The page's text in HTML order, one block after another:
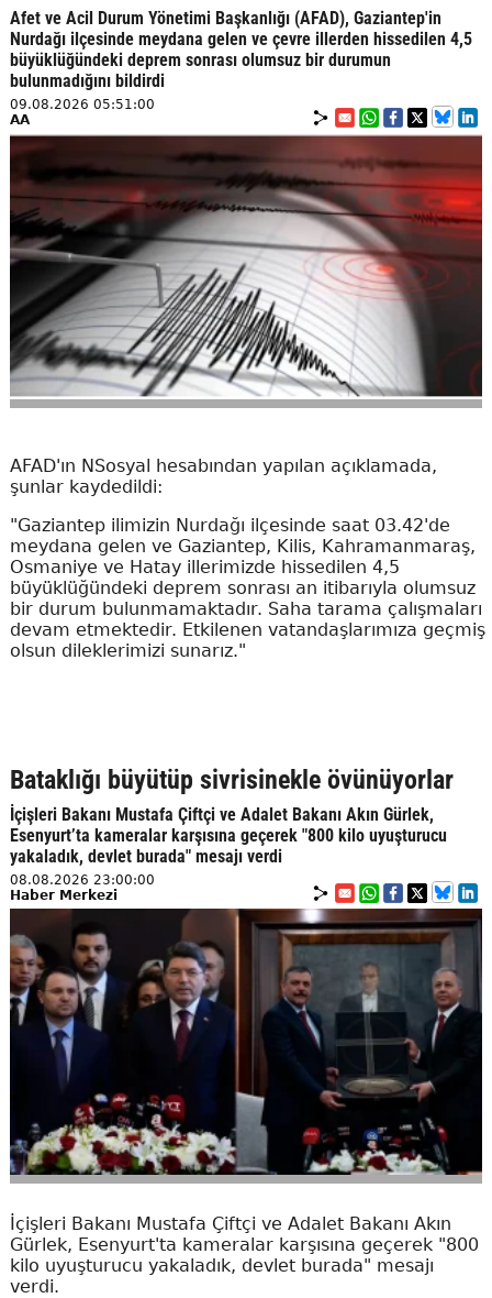
Afet ve Acil Durum Yönetimi Başkanlığı (AFAD), Gaziantep'in
Nurdağı ilçesinde meydana gelen ve çevre illerden hissedilen 4,5
büyüklüğündeki deprem sonrası olumsuz bir durumun
bulunmadığını bildirdi
09.08.2026 05:51:00
AA
AFAD'ın NSosyal hesabından yapılan açıklamada,
şunlar kaydedildi:
"Gaziantep ilimizin Nurdağı ilçesinde saat 03.42'de
meydana gelen ve Gaziantep, Kilis, Kahramanmaraş,
Osmaniye ve Hatay illerimizde hissedilen 4,5
büyüklüğündeki deprem sonrası an itibarıyla olumsuz
bir durum bulunmamaktadır. Saha tarama çalışmaları
devam etmektedir. Etkilenen vatandaşlarımıza geçmiş
olsun dileklerimizi sunarız."
Bataklığı büyütüp sivrisinekle övünüyorlar
İçişleri Bakanı Mustafa Çiftçi ve Adalet Bakanı Akın Gürlek,
Esenyurt’ta kameralar karşısına geçerek "800 kilo uyuşturucu
yakaladık, devlet burada" mesajı verdi
08.08.2026 23:00:00
Haber Merkezi
İçişleri Bakanı Mustafa Çiftçi ve Adalet Bakanı Akın
Gürlek, Esenyurt'ta kameralar karşısına geçerek "800
kilo uyuşturucu yakaladık, devlet burada" mesajı
verdi.